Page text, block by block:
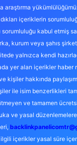
araştırma
içeriklerin
kabul etmiş
kurum veya şahıs
yalnızca kendi
yer alan içerikler haber
kişiler hakkında
ile isim benzerlikleri
ve tamamen
ve yasal düzenlemelere
içerikler yasal süre